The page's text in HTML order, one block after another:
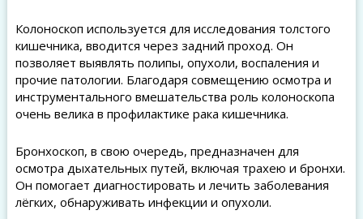
Колоноскоп используется для исследования толстого
кишечника, вводится через задний проход. Он
позволяет выявлять полипы, опухоли, воспаления и
прочие патологии. Благодаря совмещению осмотра и
инструментального вмешательства роль колоноскопа
очень велика в профилактике рака кишечника.
Бронхоскоп, в свою очередь, предназначен для
осмотра дыхательных путей, включая трахею и бронхи.
Он помогает диагностировать и лечить заболевания
лёгких, обнаруживать инфекции и опухоли.